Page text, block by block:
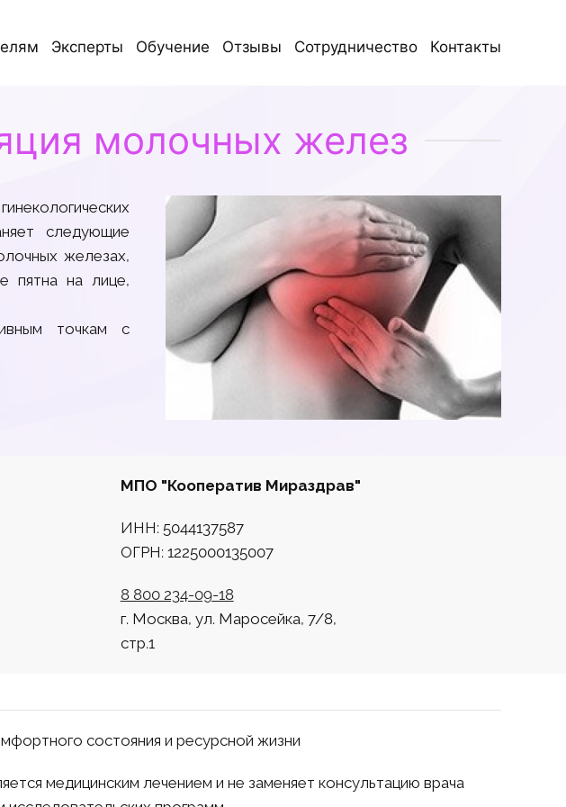
Эксперты Обучение Отзывы Сотрудничество Контакты
молочных желез
следующие
железах,
пятна на лице,
точкам с
МПО "Кооператив Мираздрав"
ИНН: 5044137587
ОГРН: 1225000135007
8 800 234-09-18
г. Москва, ул. Маросейка, 7/8,
стр.1
состояния и ресурсной жизни
медицинским лечением и не заменяет консультацию врача